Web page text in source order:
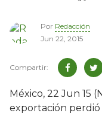
Por Redacción
Jun 22, 2015
México, 22 Jun 15
exportación perdió